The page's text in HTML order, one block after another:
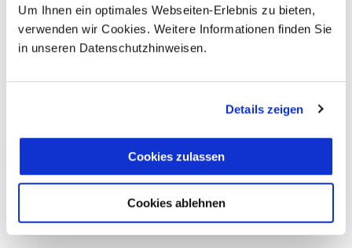
Um Ihnen ein optimales Webseiten-Erlebnis zu bieten,
verwenden wir Cookies. Weitere Informationen finden Sie
in unseren Datenschutzhinweisen.
Details zeigen
Cookies zulassen
Cookies ablehnen
Termine & Preise